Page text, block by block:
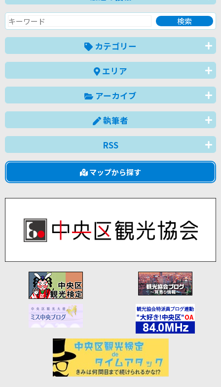
カテゴリー
エリア
アーカイブ
執筆者
RSS
マップから探す